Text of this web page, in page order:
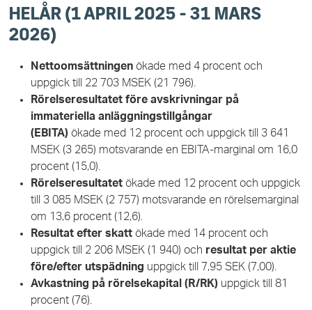
HELÅR (1 APRIL 2025 - 31 MARS
2026)
Nettoomsättningen ökade med 4 procent och
uppgick till 22 703 MSEK (21 796).
Rörelseresultatet före avskrivningar på
immateriella anläggningstillgångar
(EBITA) ökade med 12 procent och uppgick till 3 641
MSEK (3 265) motsvarande en EBITA-marginal om 16,0
procent (15,0).
Rörelseresultatet ökade med 12 procent och uppgick
till 3 085 MSEK (2 757) motsvarande en rörelsemarginal
om 13,6 procent (12,6).
Resultat efter skatt ökade med 14 procent och
uppgick till 2 206 MSEK (1 940) och resultat per aktie
före/efter utspädning uppgick till 7,95 SEK (7,00).
Avkastning på rörelsekapital (R/RK) uppgick till 81
procent (76).